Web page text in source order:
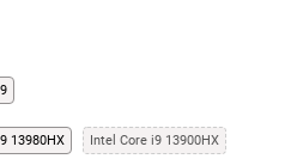
13980HX Intel Core i9 13900HX